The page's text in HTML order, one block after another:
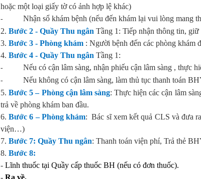
hoặc một loại giấy tờ có ảnh hợp lệ khác)
- Nhận sổ khám bệnh (nếu đến khám lại vui lòng mang
2. Bước 2 - Quầy Thu ngân Tầng 1: Tiếp nhận thông tin,
3. Bước 3 - Phòng khám : Người bệnh đến các phòng khám
4. Bước 4 - Quầy Thu ngân Tầng 1:
- Nếu có cận lâm sàng, nhận phiếu cận lâm sàng , thực
- Nếu không có cận lâm sàng, làm thủ tục thanh toán
5.Bước 5 – Phòng cận lâm sàng: Thực hiện các cận lâm
trả về phòng khám ban đầu.
6.Bước 6 – Phòng khám: Bác sĩ xem kết quả CLS và đưa
viện…)
7. Bước 7: Quầy Thu ngân: Thanh toán viện phí, Trả thẻ
8. Bước 8:
- Lĩnh thuốc tại Quầy cấp thuốc BH (nếu có đơn thuốc).
- Ra về.